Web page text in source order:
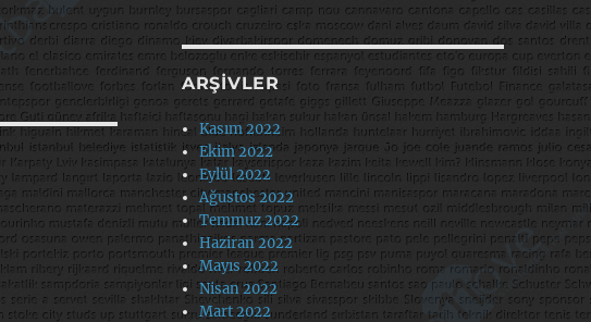
ARŞIVLER
Kasım 2022
Ekim 2022
Eylül 2022
Ağustos 2022
Temmuz 2022
Haziran 2022
Mayıs 2022
Nisan 2022
Mart 2022